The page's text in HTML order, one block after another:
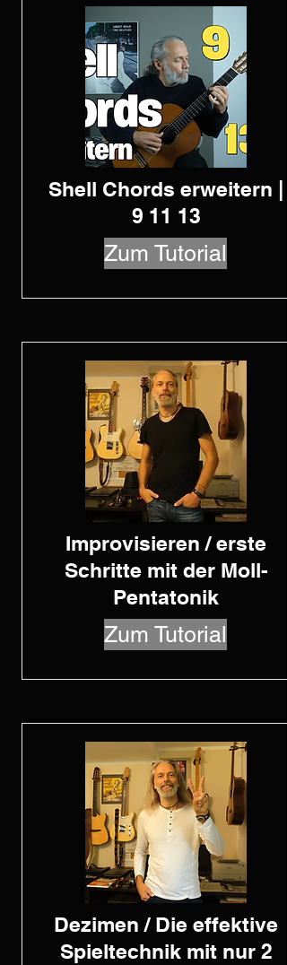
Shell Chords erweitern |
9 11 13
Zum Tutorial
Improvisieren / erste
Schritte mit der Moll-
Pentatonik
Zum Tutorial
Dezimen / Die effektive
Spieltechnik mit nur 2